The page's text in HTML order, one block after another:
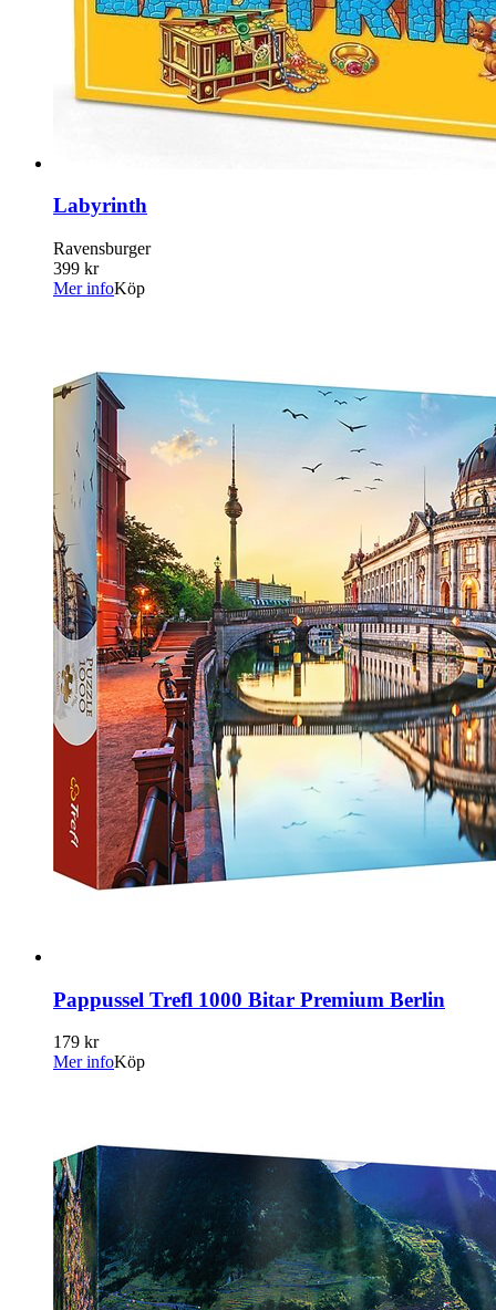
Labyrinth
Ravensburger
399 kr
Mer infoKöp
Pappussel Trefl 1000 Bitar Premium Berlin
179 kr
Mer infoKöp